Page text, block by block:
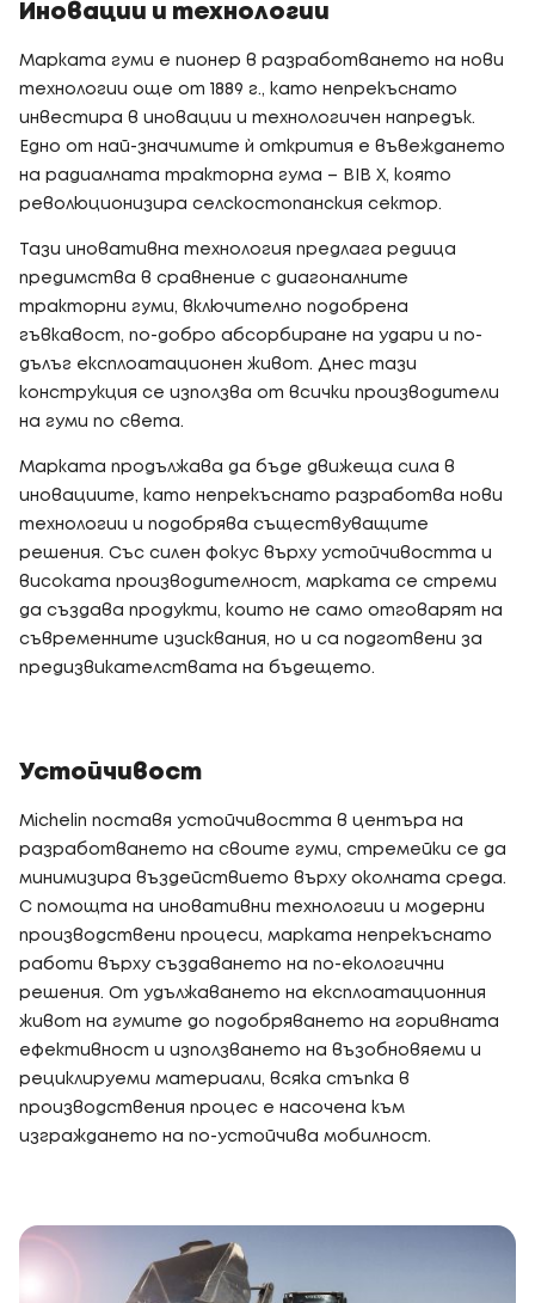
Иновации и технологии
Марката гуми е пионер в разработването на нови
технологии още от 1889 г., като непрекъснато
инвестира в иновации и технологичен напредък.
Едно от най-значимите ѝ открития е въвеждането
на радиалната тракторна гума – BIB X, която
революционизира селскостопанския сектор.
Тази иновативна технология предлага редица
предимства в сравнение с диагоналните
тракторни гуми, включително подобрена
гъвкавост, по-добро абсорбиране на удари и по-
дълъг експлоатационен живот. Днес тази
конструкция се използва от всички производители
на гуми по света.
Марката продължава да бъде движеща сила в
иновациите, като непрекъснато разработва нови
технологии и подобрява съществуващите
решения. Със силен фокус върху устойчивостта и
високата производителност, марката се стреми
да създава продукти, които не само отговарят на
съвременните изисквания, но и са подготвени за
предизвикателствата на бъдещето.
Устойчивост
Michelin поставя устойчивостта в центъра на
разработването на своите гуми, стремейки се да
минимизира въздействието върху околната среда.
С помощта на иновативни технологии и модерни
производствени процеси, марката непрекъснато
работи върху създаването на по-екологични
решения. От удължаването на експлоатационния
живот на гумите до подобряването на горивната
ефективност и използването на възобновяеми и
рециклируеми материали, всяка стъпка в
производствения процес е насочена към
изграждането на по-устойчива мобилност.